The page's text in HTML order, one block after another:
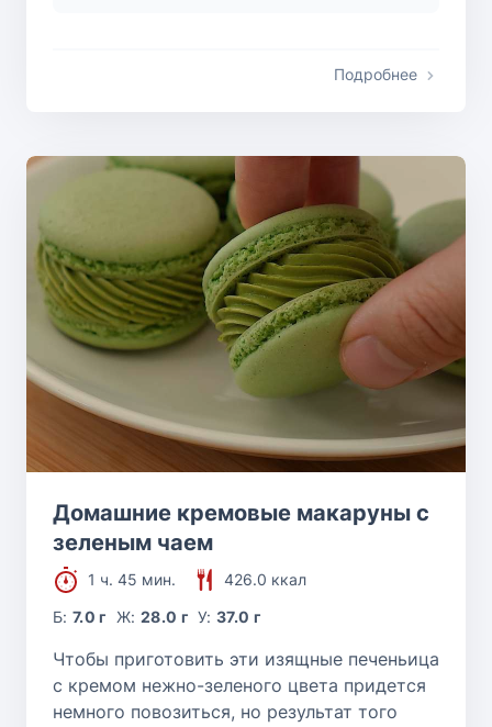
Подробнее
Домашние кремовые макаруны с
зеленым чаем
1 ч. 45 мин.
426.0 ккал
Б:7.0 г Ж: 28.0 г У:37.0 г
Чтобы приготовить эти изящные печеньица
с кремом нежно-зеленого цвета придется
немного повозиться, но результат того